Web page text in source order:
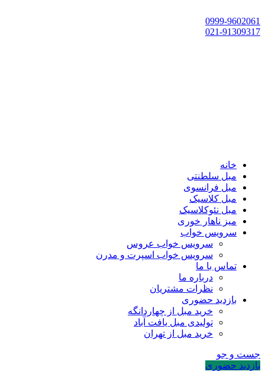
0999-9602061
021-91309317
خانه
مبل سلطنتی
مبل فرانسوی
مبل کلاسیک
مبل نئوکلاسیک
میز ناهار خوری
سرویس خواب
سرویس خواب عروس
سرویس خواب اسپرت و مدرن
تماس با ما
درباره ما
نظرات مشتریان
بازدید حضوری
خرید مبل از چهاردانگه
تولیدی مبل یافت آباد
خرید مبل از تهران
جست و جو
بازدید حضوری